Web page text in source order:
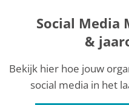
Social Media
&
Bekijk hier hoe jouw
social media in het